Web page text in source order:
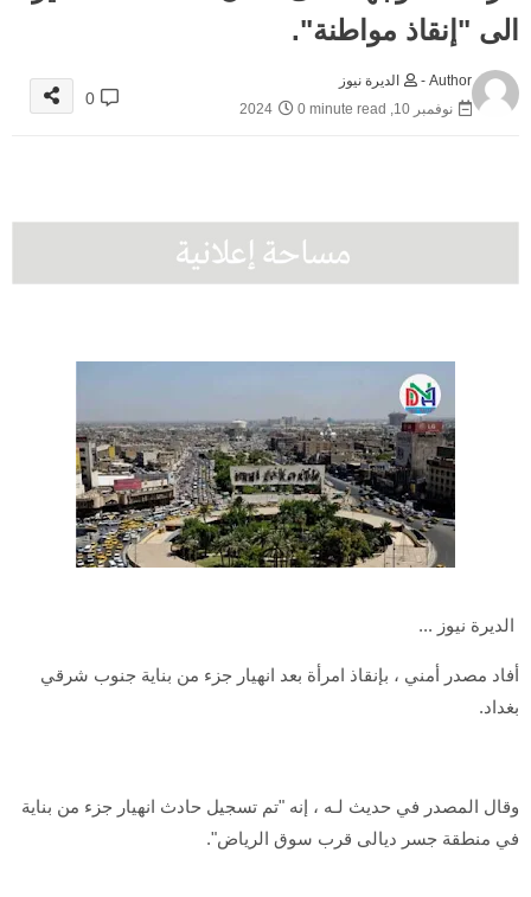
الى "إنقاذ مواطنة".
Author -
الديرة نيوز
نوفمبر 10, 2024
0 minute read
0
الديرة نيوز ...
أفاد مصدر أمني ، بإنقاذ امرأة بعد انهيار جزء من بناية جنوب شرقي
بغداد.
وقال المصدر في حديث لـه ، إنه "تم تسجيل حادث انهيار جزء من بناية
في منطقة جسر ديالى قرب سوق الرياض".